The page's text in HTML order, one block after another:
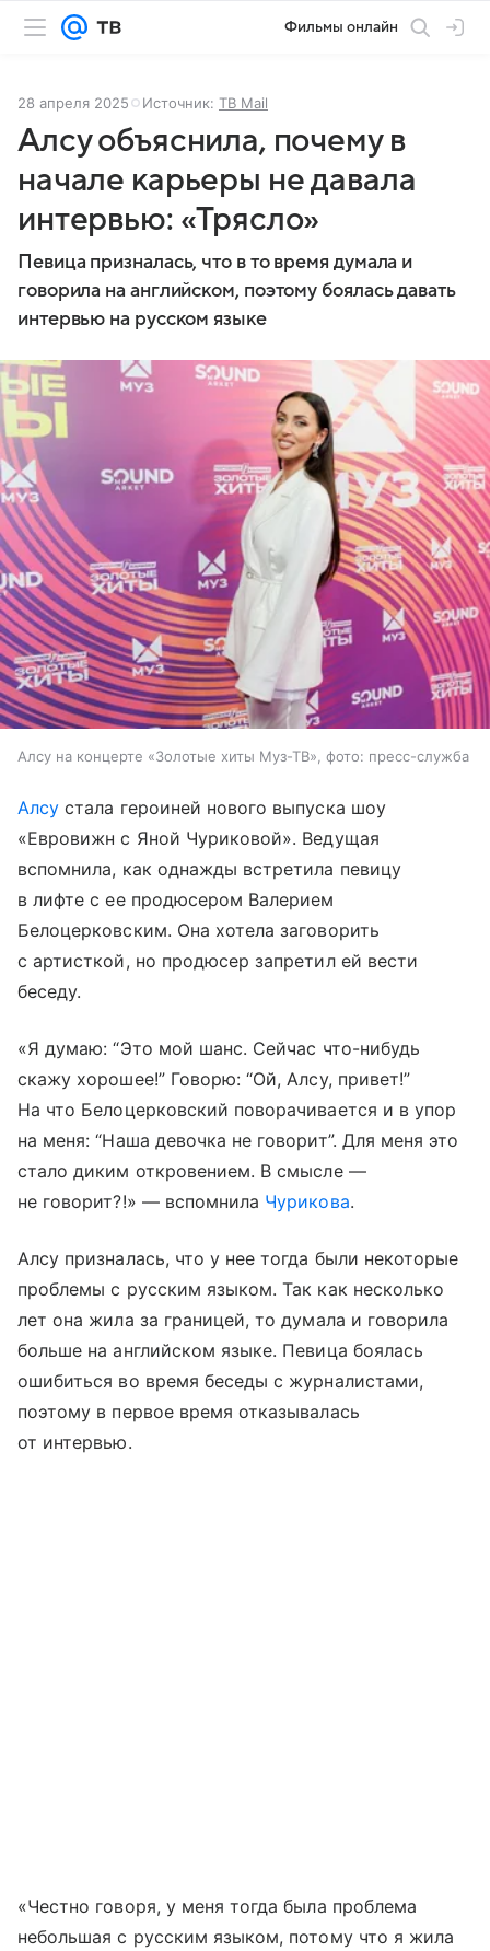
Фильмы онлайн
28 апреля 2025 Источник: ТВ Mail
Алсу объяснила, почему в
начале карьеры не давала
интервью: «Трясло»
Певица призналась, что в то время думала и
говорила на английском, поэтому боялась давать
интервью на русском языке
Алсу на концерте «Золотые хиты Муз-ТВ», фото: пресс-служба
Алсу стала героиней нового выпуска шоу
«Евровижн с Яной Чуриковой». Ведущая
вспомнила, как однажды встретила певицу
в лифте с ее продюсером Валерием
Белоцерковским. Она хотела заговорить
с артисткой, но продюсер запретил ей вести
беседу.
«Я думаю: “Это мой шанс. Сейчас что-нибудь
скажу хорошее!” Говорю: “Ой, Алсу, привет!”
На что Белоцерковский поворачивается и в упор
на меня: “Наша девочка не говорит”. Для меня это
стало диким откровением. В смысле —
не говорит?!» — вспомнила Чурикова.
Алсу призналась, что у нее тогда были некоторые
проблемы с русским языком. Так как несколько
лет она жила за границей, то думала и говорила
больше на английском языке. Певица боялась
ошибиться во время беседы с журналистами,
поэтому в первое время отказывалась
от интервью.
«Честно говоря, у меня тогда была проблема
небольшая с русским языком, потому что я жила